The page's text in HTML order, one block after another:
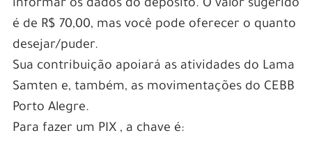
informar os dados do depósito. O valor sugerido
é de R$ 70,00, mas você pode oferecer o quanto
desejar/puder.
Sua contribuição apoiará as atividades do Lama
Samten e, também, as movimentações do CEBB
Porto Alegre.
Para fazer um PIX , a chave é: